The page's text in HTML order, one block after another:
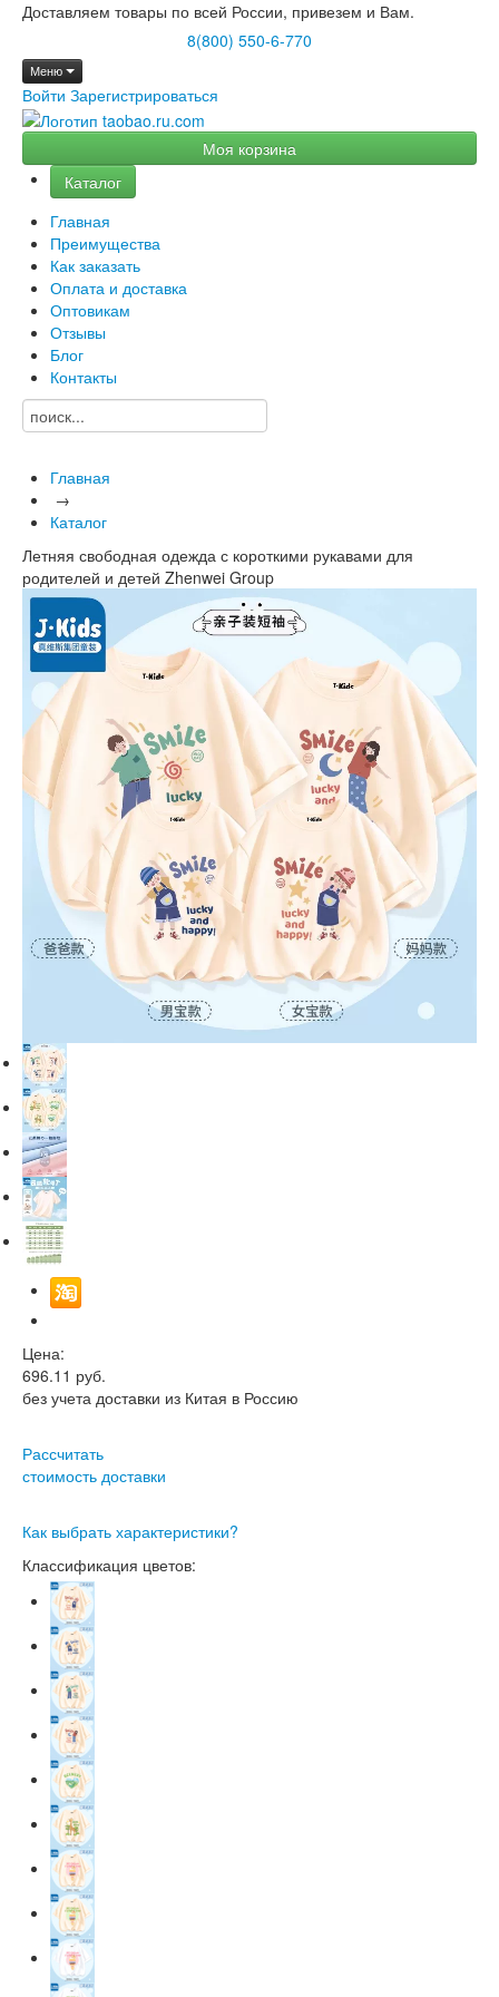
Доставляем товары по всей России, привезем и Вам.
8(800) 550-6-770
Меню
Войти Зарегистрироваться
Моя корзина
Каталог
Главная
Преимущества
Как заказать
Оплата и доставка
Оптовикам
Отзывы
Блог
Контакты
Главная
→
Каталог
Летняя свободная одежда с короткими рукавами для
родителей и детей Zhenwei Group
Цена:
696.11 руб.
без учета доставки из Китая в Россию
Рассчитать
стоимость доставки
Как выбрать характеристики?
Классификация цветов: